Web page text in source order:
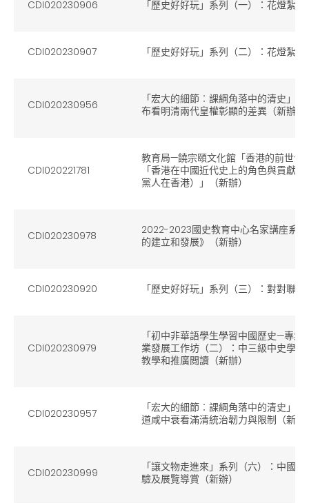
CDI020230906 「歷史好好玩」系列（一）：花燈紮
CDI020230907 「歷史好好玩」系列（二）：花燈紮
CDI020230956
「宏大的細節︰課綱角落中的清史」
布看明清兩代皇權彰顯的差異（新辦）
CDI020221781
教育局—饒宗頤文化館「香港的前世今
「香港在中國近代史上的角色與貢獻
黨人在香港）」（新辦）
CDI020230978
2022-2023國史教育中心名家講座系
的建立和發展》（新辦）
CDI020230920 「歷史好好玩」系列（三）：對對聯
CDI020230979
「初中非華語學生學習中國歷史—專
業發展工作坊（二）：中三級中史學
教學和推廣閲讀（新辦）
CDI020230957
「宏大的細節︰課綱角落中的清史」
道咸中衰看滿清統治韌力與限制（新辦
CDI020230999
「讓文物走進來」系列（六）：中國
驗及展覽導賞（新辦）